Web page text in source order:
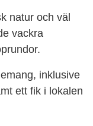
natur och väl
vackra
inklusive
ett fik i lokalen